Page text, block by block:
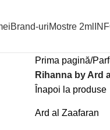
Brand-uriMostre 2ml
Prima pagină
Rihanna by Ard
Înapoi la produse
Ard al Zaafaran